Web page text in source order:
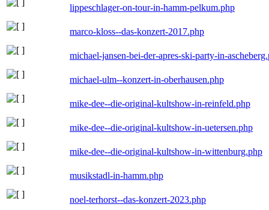
lippeschlager-on-tour-in-hamm-pelkum.php
marco-kloss--das-konzert-2017.php
michael-jansen-bei-der-apres-ski-party-in-
michael-ulm--konzert-in-oberhausen.php
mike-dee--die-original-kultshow-in-reinfeld.php
mike-dee--die-original-kultshow-in-uetersen.php
mike-dee--die-original-kultshow-in-wittenburg.php
musikstadl-in-hamm.php
noel-terhorst--das-konzert-2023.php